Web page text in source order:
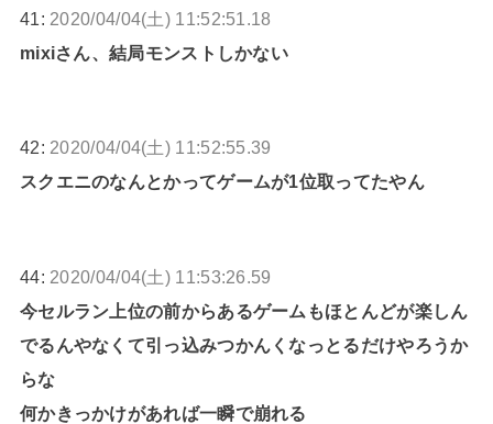
41: 2020/04/04(土) 11:52:51.18
mixiさん、結局モンストしかない
42: 2020/04/04(土) 11:52:55.39
スクエニのなんとかってゲームが1位取ってたやん
44: 2020/04/04(土) 11:53:26.59
今セルラン上位の前からあるゲームもほとんどが楽しん
でるんやなくて引っ込みつかんくなっとるだけやろうか
らな
何かきっかけがあれば一瞬で崩れる